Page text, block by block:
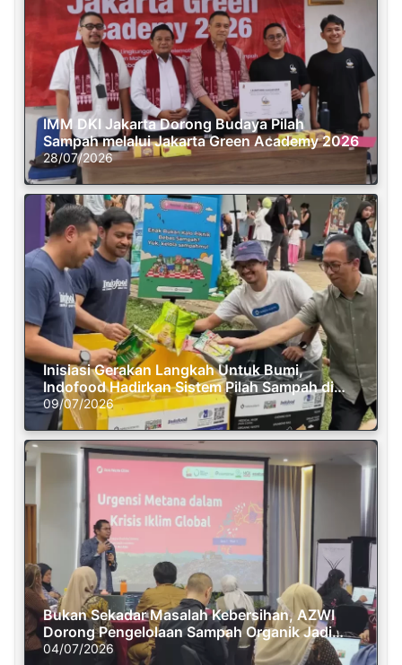
IMM DKI Jakarta Dorong Budaya Pilah
Sampah melalui Jakarta Green Academy 2026
28/07/2026
Inisiasi Gerakan Langkah Untuk Bumi,
Indofood Hadirkan Sistem Pilah Sampah di
Semasa Piknik
09/07/2026
Bukan Sekadar Masalah Kebersihan, AZWI
Dorong Pengelolaan Sampah Organik Jadi
Solusi Krisis Iklim
04/07/2026